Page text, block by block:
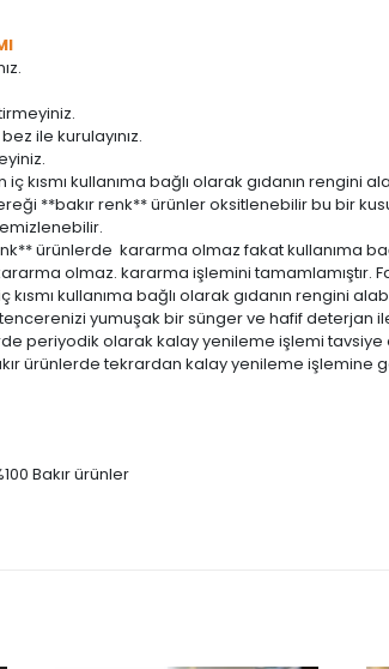
ile kurulayınız.
kısmı kullanıma bağlı olarak gıdanın rengini
**bakır renk** ürünler oksitlenebilir bu bir
ürünlerde kararma olmaz fakat kullanıma
olmaz. kararma işlemini tamamlamıştır.
kısmı kullanıma bağlı olarak gıdanın rengini
yumuşak bir sünger ve hafif deterjan
periyodik olarak kalay yenileme işlemi tavsiye
ürünlerde tekrardan kalay yenileme işlemine
Bakır ürünler